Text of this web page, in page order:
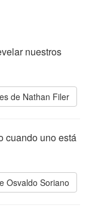
nuestros
de Nathan Filer
cuando uno está
Osvaldo Soriano